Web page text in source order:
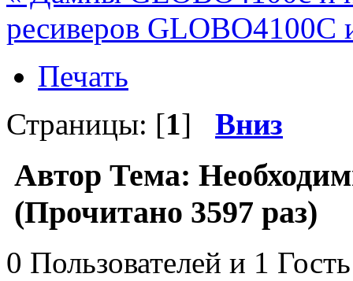
ресиверов GLOBO4100C
Печать
Страницы: [1] Вниз
Автор Тема:
(Прочитано 3597 раз)
0 Пользователей и 1